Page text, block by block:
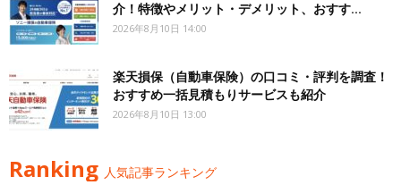
介！特徴やメリット・デメリット、おすす...
2026年8月10日 14:00
楽天損保（自動車保険）の口コミ・評判を調査！
おすすめ一括見積もりサービスも紹介
2026年8月10日 13:00
Ranking 人気記事ランキング